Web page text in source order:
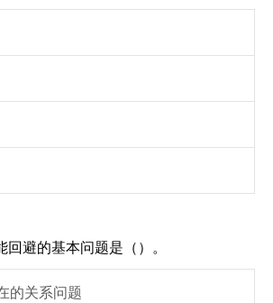
避的基本问题是（）。
的关系问题